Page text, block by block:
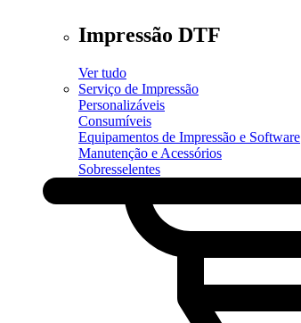
Impressão DTF
Ver tudo
Serviço de Impressão
Personalizáveis
Consumíveis
Equipamentos de Impressão e Software
Manutenção e Acessórios
Sobresselentes